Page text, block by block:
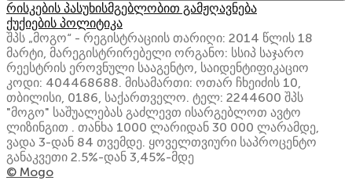
რისკების პასუხისმგებლობით გამჟღავნება
ქუქიების პოლიტიკა
შპს „მოგო“ - რეგისტრაციის თარიღი: 2014 წლის 18
მარტი, მარეგისტრირებელი ორგანო: სსიპ საჯარო
რეესტრის ეროვნული სააგენტო, საიდენტიფიკაციო
კოდი: 404468688. მისამართი: ოთარ ჩხეიძის 10,
თბილისი, 0186, საქართველო. ტელ: 2244600 შპს
"მოგო" საშუალებას გაძლევთ ისარგებლოთ ავტო
ლიზინგით . თანხა 1000 ლარიდან 30 000 ლარამდე,
ვადა 3-დან 84 თვემდე. ყოველთვიური საპროცენტო
განაკვეთი 2.5%-დან 3,45%-მდე
© Mogo